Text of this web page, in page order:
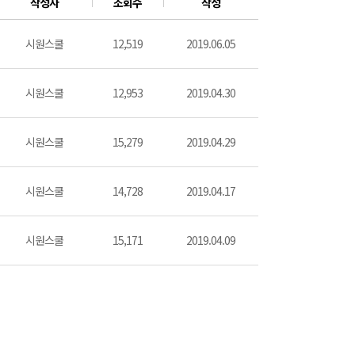
시원스쿨 12,519 2019.06.05
시원스쿨 12,953 2019.04.30
시원스쿨 15,279 2019.04.29
시원스쿨 14,728 2019.04.17
시원스쿨 15,171 2019.04.09